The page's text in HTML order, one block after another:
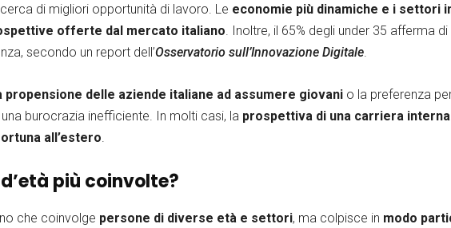
di migliori opportunità di lavoro. Le economie più dinamiche e i settori
offerte dal mercato italiano. Inoltre, il 65% degli under 35 afferma
secondo un report dell’Osservatorio sull’Innovazione Digitale.
propensione delle aziende italiane ad assumere giovani o la preferenza
burocrazia inefficiente. In molti casi, la prospettiva di una carriera
all’estero.
più coinvolte?
che coinvolge persone di diverse età e settori, ma colpisce in modo